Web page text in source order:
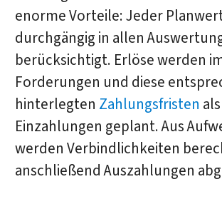
enorme Vorteile: Jeder
durchgängig in allen
berücksichtigt. Erlöse werden
Forderungen und diese
hinterlegten Zahlungsfristen als
Einzahlungen geplant. Aus
werden Verbindlichkeiten
anschließend Auszahlungen